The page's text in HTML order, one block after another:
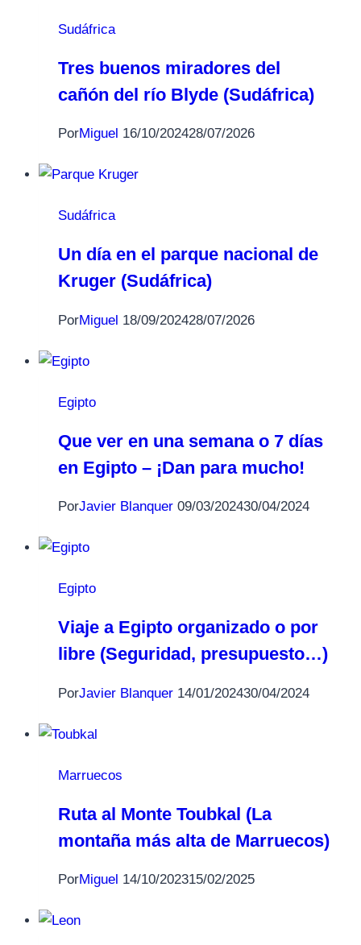
Sudáfrica
Tres buenos miradores del
cañón del río Blyde (Sudáfrica)
PorMiguel 16/10/202428/07/2026
Sudáfrica
Un día en el parque nacional de
Kruger (Sudáfrica)
PorMiguel 18/09/202428/07/2026
Egipto
Que ver en una semana o 7 días
en Egipto – ¡Dan para mucho!
PorJavier Blanquer 09/03/202430/04/2024
Egipto
Viaje a Egipto organizado o por
libre (Seguridad, presupuesto…)
PorJavier Blanquer 14/01/202430/04/2024
Marruecos
Ruta al Monte Toubkal (La
montaña más alta de Marruecos)
PorMiguel 14/10/202315/02/2025